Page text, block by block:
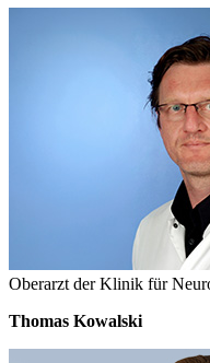
Oberarzt der Klinik für
Thomas Kowalski